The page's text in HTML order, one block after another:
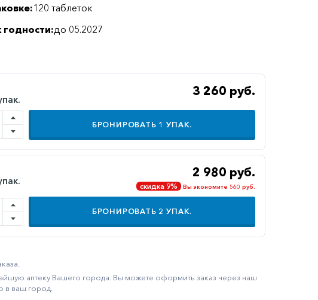
120 таблеток
годности:до 05.2027
3 260 руб.
БРОНИРОВАТЬ 1 УПАК.
2 980 руб.
скидка 9% Вы экономите 560 руб.
БРОНИРОВАТЬ 2 УПАК.
аптеку Вашего города. Вы можете оформить заказ через наш
в ваш город.